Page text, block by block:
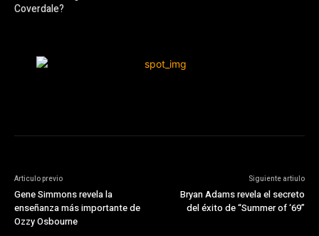
Coverdale?
Articulo previo
Gene Simmons revela la
enseñanza más importante de
Ozzy Osbourne
Siguiente artiulo
Bryan Adams revela el secreto
del éxito de “Summer of ‘69”